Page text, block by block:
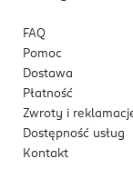
FAQ
Pomoc
Dostawa
Płatność
Zwroty i
Dostępność usług
Kontakt